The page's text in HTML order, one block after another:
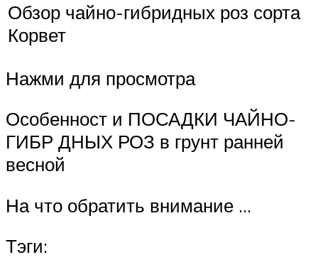
Обзор чайно-гибридных роз сорта
Корвет
Нажми для просмотра
Особенност и ПОСАДКИ ЧАЙНО-
ГИБР ДНЫХ РОЗ в грунт ранней
весной
На что обратить внимание …
Тэги: